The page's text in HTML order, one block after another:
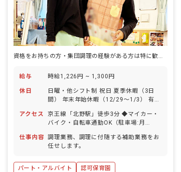
給与 時給1,226円 ~ 1,300円
休日
日曜・他シフト制 祝日 夏季休暇（3日
間） 年末年始休暇（12/29～1/3） 有給
産休・育休制度（取得率・復帰率ともに
100％！）
アクセス
京王線「北野駅」徒歩3分 ◆マイカー・
バイク・自転車通勤OK（駐車場:月
便性は抜群！
仕事内容 調理業務、調理に付随する補助業務をお
任せします。
パート・アルバイト
認可保育園